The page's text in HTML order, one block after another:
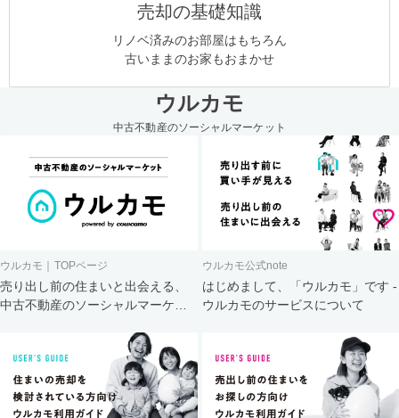
売却の基礎知識
リノベ済みのお部屋はもちろん
古いままのお家もおまかせ
ウルカモ
中古不動産のソーシャルマーケット
ウルカモ｜TOPページ
売り出し前の住まいと出会える、
中古不動産のソーシャルマーケッ
ウルカモ公式note
はじめまして、「ウルカモ」です -
ウルカモのサービスについて